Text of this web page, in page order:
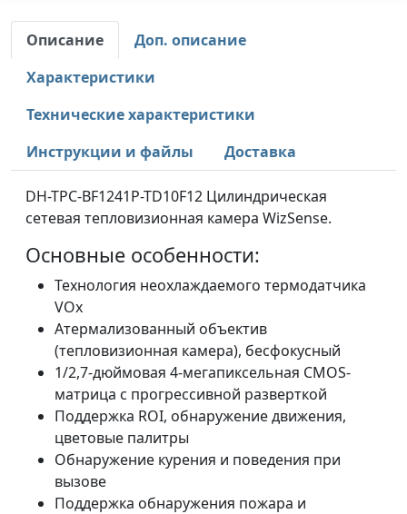
Описание
Доп. описание
Характеристики
Технические характеристики
Инструкции и файлы
Доставка
DH-TPC-BF1241P-TD10F12 Цилиндрическая
сетевая тепловизионная камера WizSense.
Основные особенности:
Технология неохлаждаемого термодатчика
VOx
Атермализованный объектив
(тепловизионная камера), бесфокусный
1/2,7-дюймовая 4-мегапиксельная CMOS-
матрица с прогрессивной разверткой
Поддержка ROI, обнаружение движения,
цветовые палитры
Обнаружение курения и поведения при
вызове
Поддержка обнаружения пожара и